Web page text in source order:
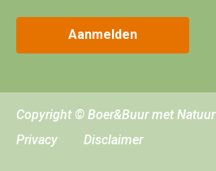
Aanmelden
Copyright © Boer&Buur met Natuur
Privacy
Disclaimer